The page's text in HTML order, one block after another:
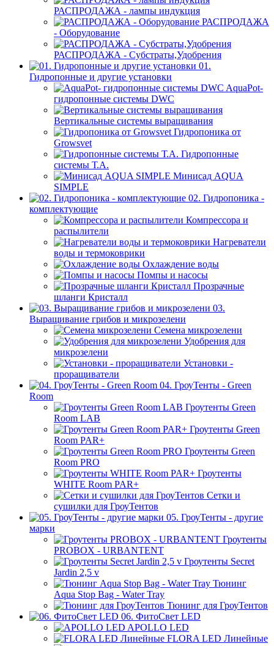
РАСПРОДАЖА - лампы индукция
РАСПРОДАЖА
- Оборудование
РАСПРОДАЖА - Субстраты,Удобрения
01.
Гидропонные и другие установки
AquaPot-
гидропонные системы DWC
Вертикальные системы выращивания
Гидропоника от
Growsvet
Гидропонные
системы Т.A.
Минисад AQUA
SIMPLE
02. Гидропоника -
комплектующие
Компрессора и
распылители
Нагреватели
воды и термоковрики
Охлаждение воды
Помпы и насосы
Прозрачные
шланги Кристалл
03.
Выращивание грибов и микрозелени
Семена микрозелени
Удобрения для
микрозелени
Установки -
проращиватели
04. ГроуТенты - Green
Room
Гроутенты Green
Room LAB
Гроутенты Green
Room PAR+
Гроутенты Green
Room PRO
Гроутенты
WHITE Room PAR+
Сетки и
сушилки для ГроуТентов
05. ГроуТенты - другие
марки
Гроутенты
PROBOX - URBANTENT
Гроутенты Secret
Jardin 2,5 v
Тюнинг
Aqua Stop Bag - Water Tray
Тюнинг для ГроуТентов
06. ФитоСвет LED
APOLLO LED
FLORA LED Линейные